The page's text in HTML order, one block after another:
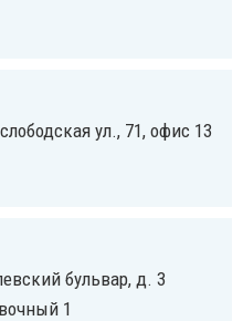
ул., 71, офис 13
бульвар, д. 3
1